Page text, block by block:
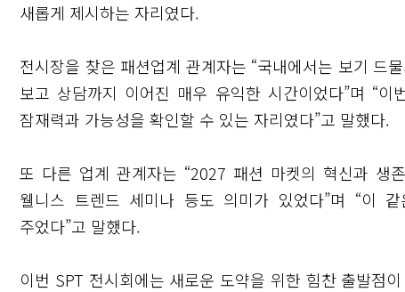
새롭게 제시하는 자리였다.
전시장을 찾은 패션업계 관계자는 “국내에서는 보기 드
보고 상담까지 이어진 매우 유익한 시간이었다”며 “
잠재력과 가능성을 확인할 수 있는 자리였다”고 말했다.
또 다른 업계 관계자는 “2027 패션 마켓의 혁신과 생
웰니스 트렌드 세미나 등도 의미가 있었다”며 “이
주었다”고 말했다.
이번 SPT 전시회에는 새로운 도약을 위한 힘찬 출발점